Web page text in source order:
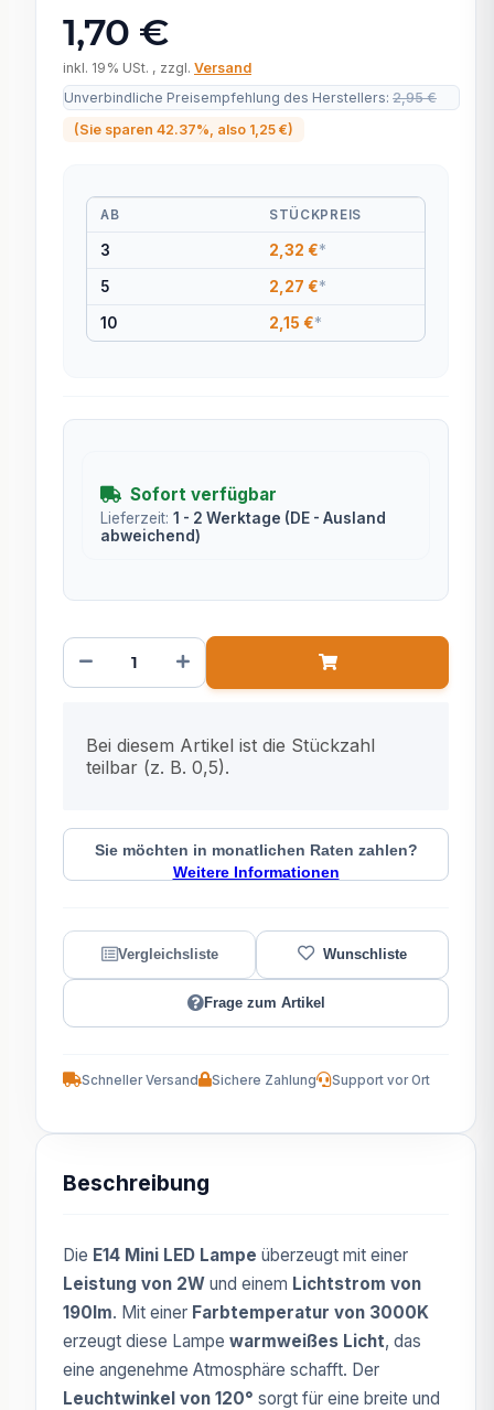
1,70 €
inkl. 19% USt. , zzgl. Versand
Unverbindliche Preisempfehlung des Herstellers: 2,95 €
(Sie sparen 42.37% , also 1,25 €)
AB STÜCKPREIS
3 2,32 €*
5 2,27 €*
10 2,15 €*
Sofort verfügbar
Lieferzeit: 1 - 2 Werktage (DE - Ausland
abweichend)
Bei diesem Artikel ist die Stückzahl
teilbar (z. B. 0,5).
Sie möchten in monatlichen Raten zahlen?
Weitere Informationen
Frage zum Artikel
Schneller Versand Sichere Zahlung Support vor Ort
Beschreibung
Die E14 Mini LED Lampe überzeugt mit einer
Leistung von 2W und einem Lichtstrom von
190lm. Mit einer Farbtemperatur von 3000K
erzeugt diese Lampe warmweißes Licht, das
eine angenehme Atmosphäre schafft. Der
Leuchtwinkel von 120° sorgt für eine breite und